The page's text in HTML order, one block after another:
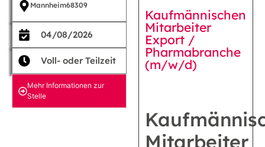
Mannheim68309
04/08/2026
Voll- oder Teilzeit
Mehr Informationen zur
Stelle
Kaufmännischen
Mitarbeiter
Export /
Pharmabranche
(m/w/d)
Mitarbeiter